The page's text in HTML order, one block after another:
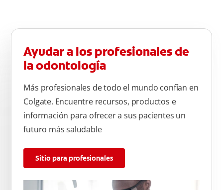
Ayudar a los profesionales de
la odontología
Más profesionales de todo el mundo confían en
Colgate. Encuentre recursos, productos e
información para ofrecer a sus pacientes un
futuro más saludable
Sitio para profesionales